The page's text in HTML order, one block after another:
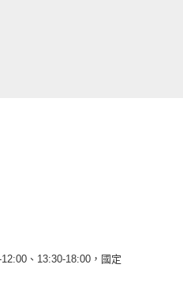
、13:30-18:00，國定